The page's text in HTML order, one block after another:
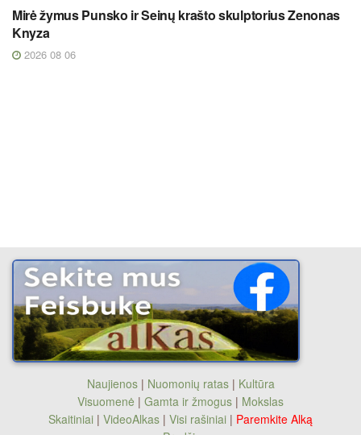
Mirė žymus Punsko ir Seinų krašto skulptorius Zenonas
Knyza
2026 08 06
Naujienos| Nuomonių ratas| Kultūra
Visuomenė | Gamta ir žmogus | Mokslas
Skaitiniai | VideoAlkas | Visi rašiniai | Paremkite Alką